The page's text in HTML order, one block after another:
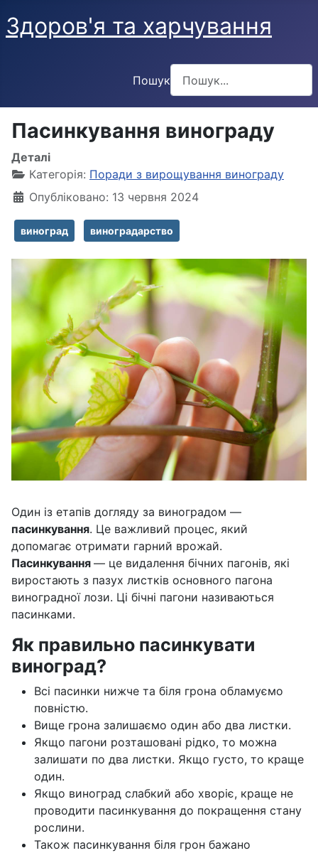
Здоров'я та харчування
Пошук
Type 2 or more characters
Пасинкування винограду
Деталі
Категорія: Поради з вирощування винограду
Опубліковано: 13 червня 2024
виноград виноградарство
Один із етапів догляду за виноградом —
пасинкування. Це важливий процес, який
допомагає отримати гарний врожай.
Пасинкування — це видалення бічних пагонів, які
виростають з пазух листків основного пагона
виноградної лози. Ці бічні пагони називаються
пасинками.
Як правильно пасинкувати
виноград?
Всі пасинки нижче та біля грона обламуємо
повністю.
Вище грона залишаємо один або два листки.
Якщо пагони розташовані рідко, то можна
залишати по два листки. Якщо густо, то краще
один.
Якщо виноград слабкий або хворіє, краще не
проводити пасинкування до покращення стану
рослини.
Також пасинкування біля грон бажано